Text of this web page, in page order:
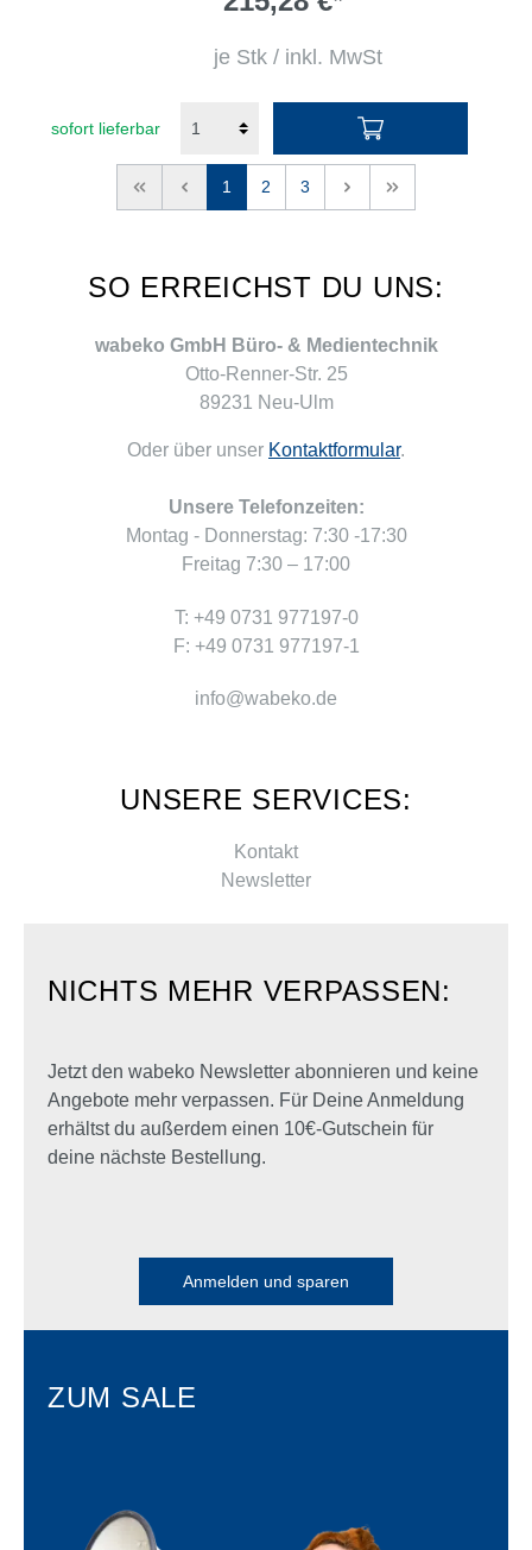
je Stk / inkl. MwSt
sofort lieferbar
<< < 1 2 3 > >>
SO ERREICHST DU UNS:
wabeko GmbH Büro- & Medientechnik
Otto-Renner-Str. 25
89231 Neu-Ulm
Oder über unser Kontaktformular.
Unsere Telefonzeiten:
Montag - Donnerstag: 7:30 -17:30
Freitag 7:30 – 17:00
T: +49 0731 977197-0
F: +49 0731 977197-1
info@wabeko.de
UNSERE SERVICES:
Kontakt
Newsletter
NICHTS MEHR VERPASSEN:
Jetzt den wabeko Newsletter abonnieren und keine
Angebote mehr verpassen. Für Deine Anmeldung
erhältst du außerdem einen 10€-Gutschein für
deine nächste Bestellung.
Anmelden und sparen
ZUM SALE